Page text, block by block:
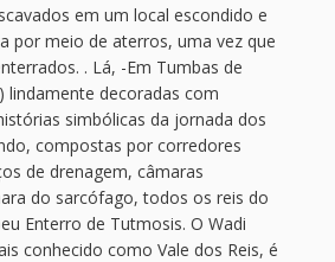
em um local escondido e
por meio de aterros, uma vez que
. Lá, -Em Tumbas de
lindamente decoradas com
simbólicas da jornada dos
compostas por corredores
de drenagem, câmaras
do sarcófago, todos os reis do
Enterro de Tutmosis. O Wadi
conhecido como Vale dos Reis, é